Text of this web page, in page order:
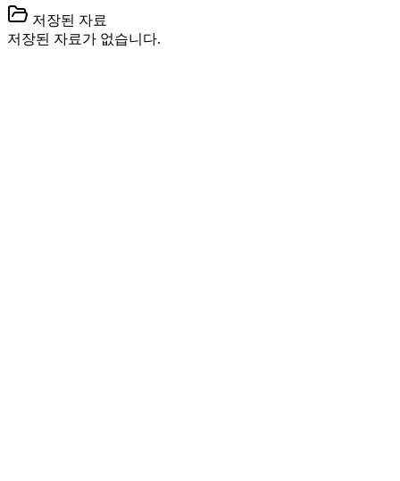
저장된 자료
저장된 자료가 없습니다.